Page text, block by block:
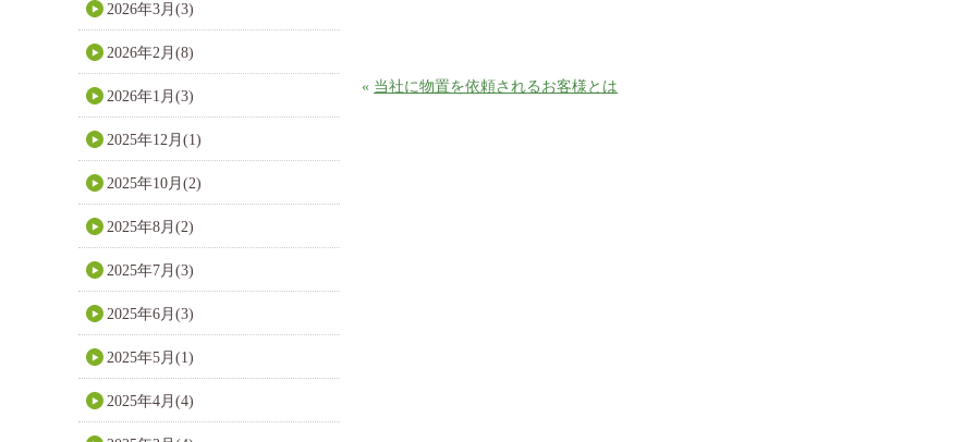
« 当社に物置を依頼されるお客様とは
2026年3月(3)
2026年2月(8)
2026年1月(3)
2025年12月(1)
2025年10月(2)
2025年8月(2)
2025年7月(3)
2025年6月(3)
2025年5月(1)
2025年4月(4)